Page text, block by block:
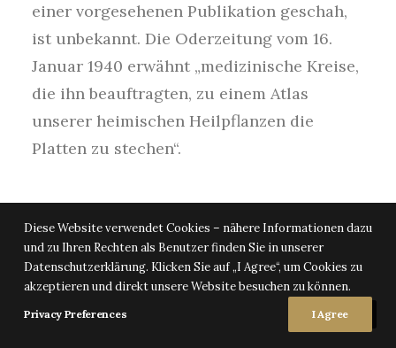
einer vorgesehenen Publikation geschah,
ist unbekannt. Die Oderzeitung vom 16.
Januar 1940 erwähnt „medizinische Kreise,
die ihn beauftragten, zu einem Atlas
unserer heimischen Heilpflanzen die
Platten zu stechen“.
Diese Website verwendet Cookies – nähere Informationen dazu
und zu Ihren Rechten als Benutzer finden Sie in unserer
Datenschutzerklärung. Klicken Sie auf „I Agree“, um Cookies zu
akzeptieren und direkt unsere Website besuchen zu können.
Privacy Preferences I Agree